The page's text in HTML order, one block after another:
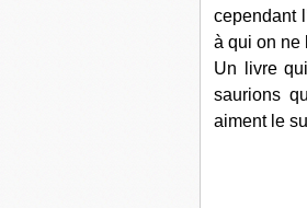
cependant
à qui on ne
Un livre
saurions
aiment le